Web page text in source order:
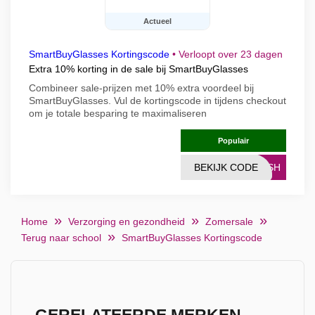
Actueel
SmartBuyGlasses Kortingscode • Verloopt over 23 dagen
Extra 10% korting in de sale bij SmartBuyGlasses
Combineer sale-prijzen met 10% extra voordeel bij
SmartBuyGlasses. Vul de kortingscode in tijdens checkout
om je totale besparing te maximaliseren
Populair
LASH
BEKIJK CODE
Home Verzorging en gezondheid
Zomersale
Terug naar school
SmartBuyGlasses Kortingscode